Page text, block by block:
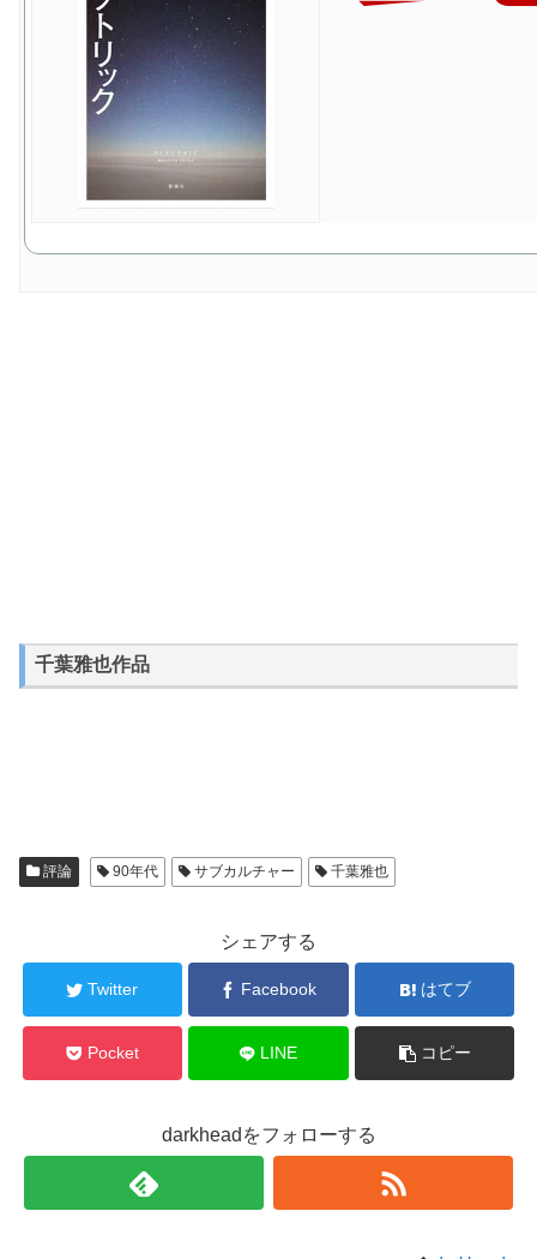
千葉雅也作品
評論 90年代 サブカルチャー 千葉雅也
シェアする
Twitter Facebook はてブ
Pocket LINE コピー
darkheadをフォローする